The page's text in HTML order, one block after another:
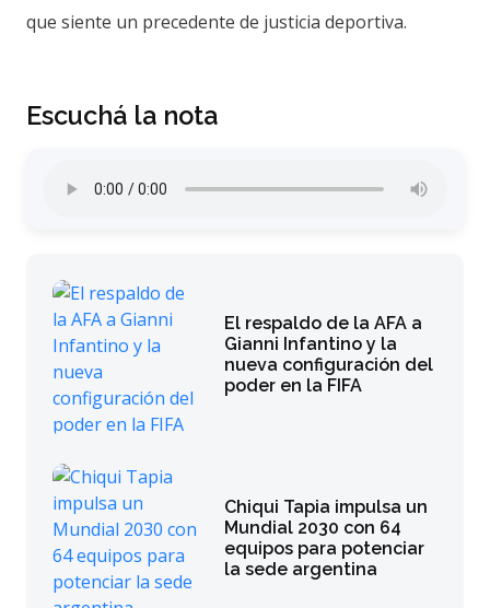
que siente un precedente de justicia deportiva.
Escuchá la nota
El respaldo de la AFA a
Gianni Infantino y la
nueva configuración del
poder en la FIFA
Chiqui Tapia impulsa un
Mundial 2030 con 64
equipos para potenciar
la sede argentina